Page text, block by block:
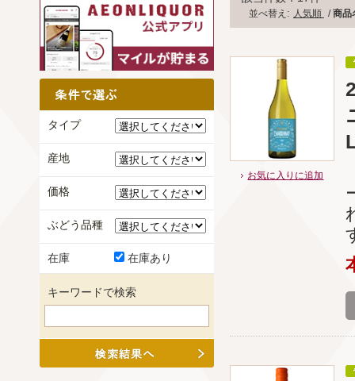
並べ替え: 人気順 /商
お気に入りに追加
タイプ
産地
価格
ぶどう品種
在庫 在庫あり
キーワードで検索